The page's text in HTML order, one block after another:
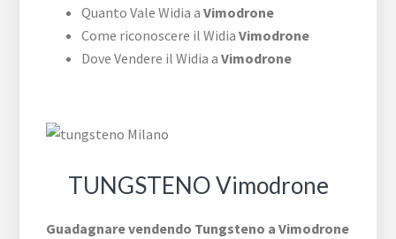
Quanto Vale Widia aVimodrone
Come riconoscere il WidiaVimodrone
Dove Vendere il Widia aVimodrone
TUNGSTENO Vimodrone
Guadagnare vendendo Tungsteno a Vimodrone